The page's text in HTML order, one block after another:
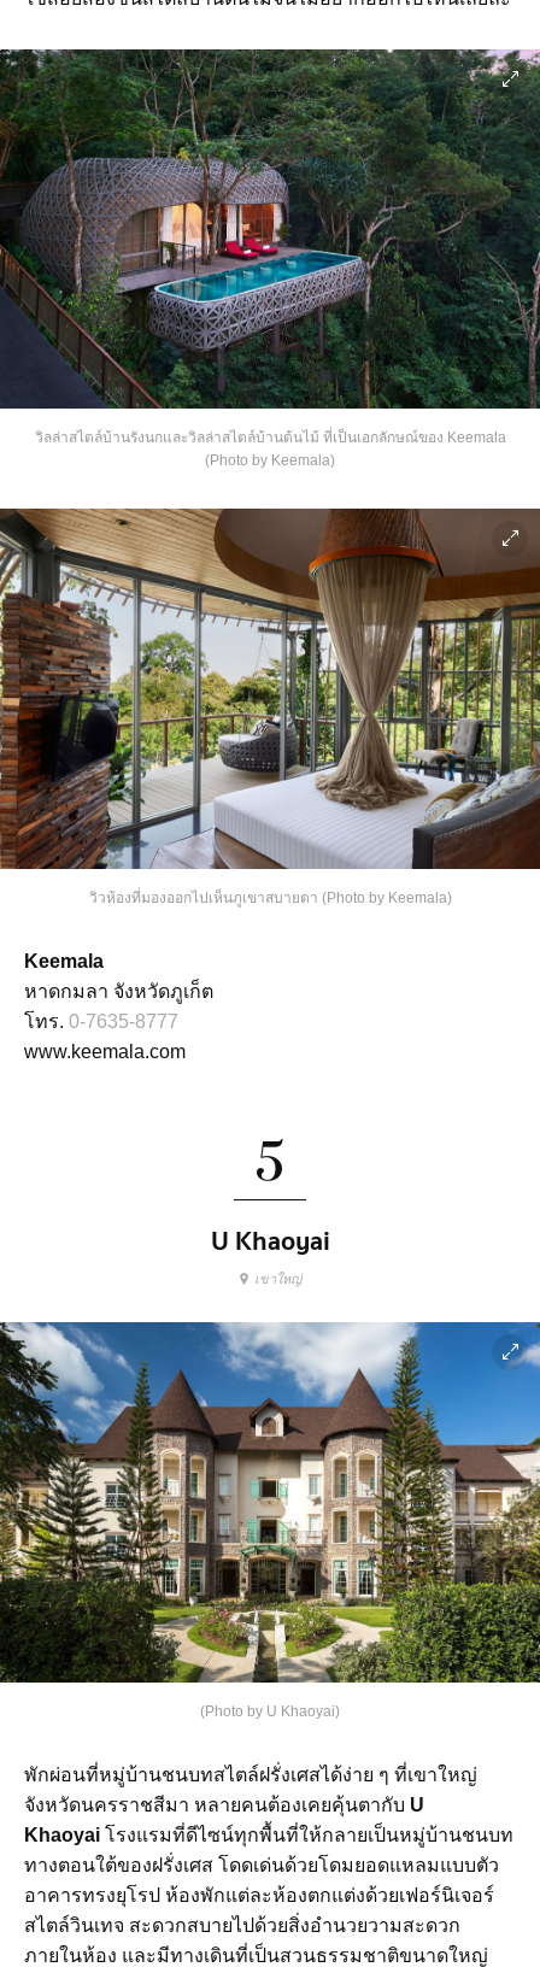
วิลล่าสไตล์บ้านรังนกและวิลล่าสไตล์บ้านต้นไม้ ที่เป็นเอกลักษณ์ของ Keemala
(Photo by Keemala)
วิวห้องที่มองออกไปเห็นภูเขาสบายตา (Photo by Keemala)
Keemala
หาดกมลา จังหวัดภูเก็ต
โทร. 0-7635-8777
www.keemala.com
5
U Khaoyai
เขาใหญ่
(Photo by U Khaoyai)
พักผ่อนที่หมู่บ้านชนบทสไตล์ฝรั่งเศสได้ง่าย ๆ ที่เขาใหญ่
จังหวัดนครราชสีมา หลายคนต้องเคยคุ้นตากับ U
Khaoyai โรงแรมที่ดีไซน์ทุกพื้นที่ให้กลายเป็นหมู่บ้านชนบท
ทางตอนใต้ของฝรั่งเศส โดดเด่นด้วยโดมยอดแหลมแบบตัว
อาคารทรงยุโรป ห้องพักแต่ละห้องตกแต่งด้วยเฟอร์นิเจอร์
สไตล์วินเทจ สะดวกสบายไปด้วยสิ่งอำนวยวามสะดวก
ภายในห้อง และมีทางเดินที่เป็นสวนธรรมชาติขนาดใหญ่